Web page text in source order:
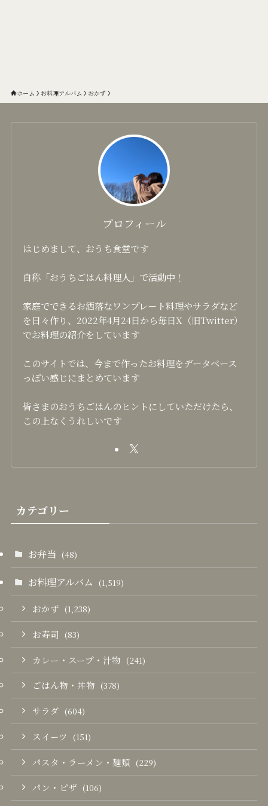
ホーム お料理アルバム おかず
プロフィール
はじめまして、おうち食堂です
自称「おうちごはん料理人」で活動中！
家庭でできるお洒落なワンプレート料理やサラダなど
を日々作り、2022年4月24日から毎日X（旧Twitter）
でお料理の紹介をしています
このサイトでは、今まで作ったお料理をデータベース
っぽい感じにまとめています
皆さまのおうちごはんのヒントにしていただけたら、
この上なくうれしいです
カテゴリー
お弁当 (48)
お料理アルバム (1,519)
おかず (1,238)
お寿司 (83)
カレー・スープ・汁物 (241)
ごはん物・丼物 (378)
サラダ (604)
スイーツ (151)
パスタ・ラーメン・麺類 (229)
パン・ピザ (106)